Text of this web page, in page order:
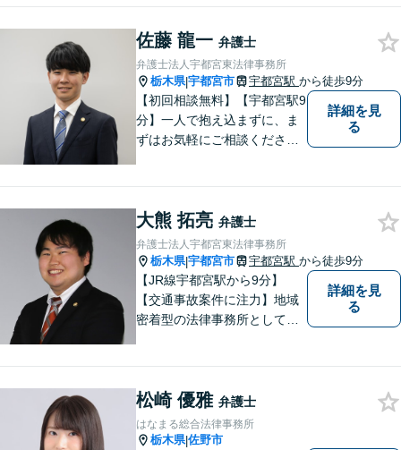
を心がけ、信頼いただける弁
護士でありたいと思っていま
す。
佐藤 龍一 弁護士
弁護士法人宇都宮東法律事務所
栃木県|宇都宮市 宇都宮駅 から徒歩9分
【初回相談無料】【宇都宮駅9
分】一人で抱え込まずに、ま
ずはお気軽にご相談くださ
詳細を見
る
大熊 拓亮 弁護士
弁護士法人宇都宮東法律事務所
栃木県|宇都宮市 宇都宮駅 から徒歩9分
【JR線宇都宮駅から9分】
【交通事故案件に注力】地域
密着型の法律事務所として、
力を入れております。まずは
お気軽にご相談ください。
詳細を見
る
松崎 優雅 弁護士
はなまる総合法律事務所
栃木県|佐野市